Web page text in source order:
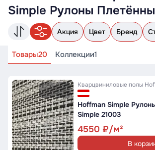
Simple Рулоны
Акция Цвет Бренд
Товары20 Коллекции1
Кварцвиниловые полы
Hoffman Simple
Simple 21003
4550
В